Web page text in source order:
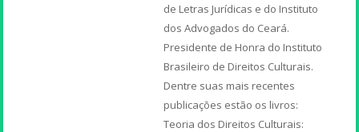
de Letras Jurídicas e do Instituto
dos Advogados do Ceará.
Presidente de Honra do Instituto
Brasileiro de Direitos Culturais.
Dentre suas mais recentes
publicações estão os livros:
Teoria dos Direitos Culturais: